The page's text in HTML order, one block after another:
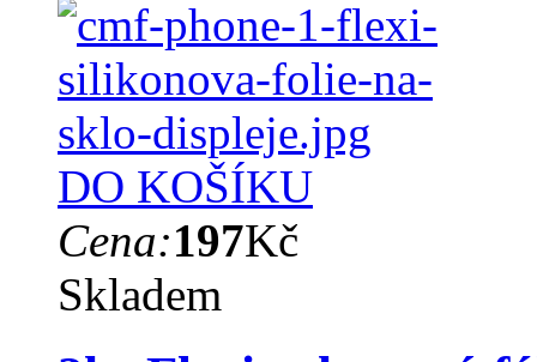
DO KOŠÍKU
Cena:197Kč
Skladem